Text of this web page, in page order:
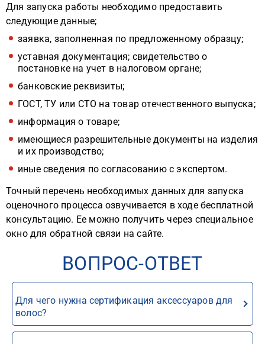
Для запуска работы необходимо предоставить
следующие данные;
заявка, заполненная по предложенному образцу;
уставная документация; свидетельство о
постановке на учет в налоговом органе;
банковские реквизиты;
ГОСТ, ТУ или СТО на товар отечественного выпуска;
информация о товаре;
имеющиеся разрешительные документы на изделия
и их производство;
иные сведения по согласованию с экспертом.
Точный перечень необходимых данных для запуска
оценочного процесса озвучивается в ходе бесплатной
консультацию. Ее можно получить через специальное
окно для обратной связи на сайте.
ВОПРОС-ОТВЕТ
Для чего нужна сертификация аксессуаров для
волос?